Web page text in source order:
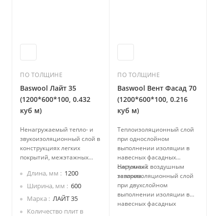
ПО ТОЛЩИНЕ
Baswool Лайт 35
(1200*600*100, 0.432
куб м)
Ненагружаемый тепло- и
звукоизоляционный слой в
конструкциях легких
покрытий, межэтажных
укладкой изоляции между
лагами.
Длина, мм
1200
Ширина, мм
600
Марка
ЛАЙТ 35
Количество плит в
ПО ТОЛЩИНЕ
Baswool Вент Фасад 70
(1200*600*100, 0.216
куб м)
Теплоизоляционный слой
при однослойном
выполнении изоляции в
навесных фасадных
системах с воздушным
зазором.
Наружный
теплоизоляционный слой
при двухслойном
выполнении изоляции в
навесных фасадных